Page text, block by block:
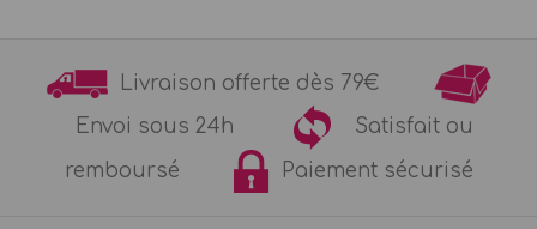
Livraison offerte dès 79€
Envoi sous 24h
Satisfait ou
remboursé
Paiement sécurisé